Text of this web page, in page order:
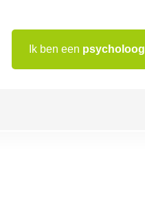
Ik ben een psycholoog